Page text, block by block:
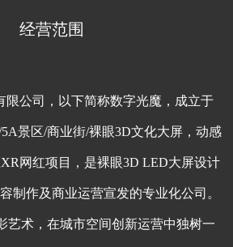
经营范围
限公司，以下简称数字光魔，成立于
景区/商业街/裸眼3D文化大屏，动感
XR网红项目，是裸眼3D LED大屏设计
制作及商业运营宣发的专业化公司。
艺术，在城市空间创新运营中独树一